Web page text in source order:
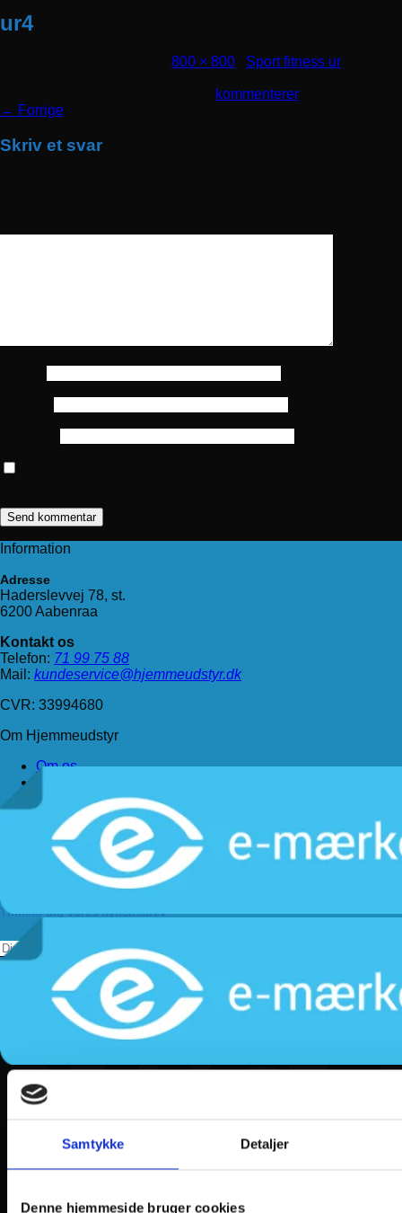
Samtykke Detaljer
Denne hjemmeside bruger cookies
ur4
800 × 800 Sport fitness ur
kommenterer.
← Forrige
Skriv et svar
Information
Adresse
Haderslevvej 78, st.
6200 Aabenraa
Kontakt os
Telefon: 71 99 75 88
Mail: kundeservice@hjemmeudstyr.dk
CVR: 33994680
Om Hjemmeudstyr
Om os
Levering
Kundeservice
Returnering
Privatlivspolitik
Tilmeld dig vores nyhedsbrev